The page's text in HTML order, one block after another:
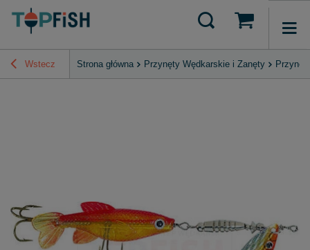
Wstecz Strona główna Przynęty Wędkarskie i Zanęty